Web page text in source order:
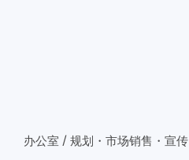
办公室 / 规划・市场销售・宣传